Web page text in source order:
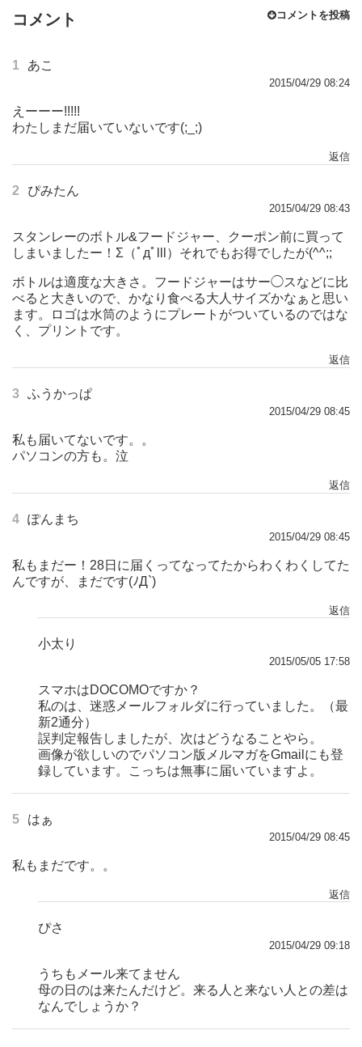
コメント コメントを投稿
1 あこ
2015/04/29 08:24
えーーー!!!!!
わたしまだ届いていないです(;_;)
返信
2 ぴみたん
2015/04/29 08:43
スタンレーのボトル&フードジャー、クーポン前に買って
しまいましたー！Σ（ﾟдﾟlll）それでもお得でしたが(^^;;
ボトルは適度な大きさ。フードジャーはサー◯スなどに比
べると大きいので、かなり食べる大人サイズかなぁと思い
ます。ロゴは水筒のようにプレートがついているのではな
く、プリントです。
返信
3 ふうかっぱ
2015/04/29 08:45
私も届いてないです。。
パソコンの方も。泣
返信
4 ぽんまち
2015/04/29 08:45
私もまだー！28日に届くってなってたからわくわくしてた
んですが、まだです(ﾉД`)
返信
小太り
2015/05/05 17:58
スマホはDOCOMOですか？
私のは、迷惑メールフォルダに行っていました。（最
新2通分）
誤判定報告しましたが、次はどうなることやら。
画像が欲しいのでパソコン版メルマガをGmailにも登
録しています。こっちは無事に届いていますよ。
5 はぁ
2015/04/29 08:45
私もまだです。。
返信
ぴさ
2015/04/29 09:18
うちもメール来てません
母の日のは来たんだけど。来る人と来ない人との差は
なんでしょうか？